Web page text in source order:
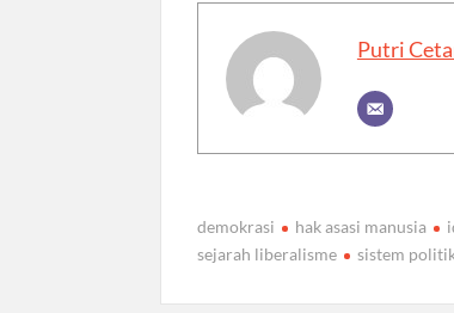
Putri
demokrasi hak asasi manusia
sejarah liberalisme
sistem